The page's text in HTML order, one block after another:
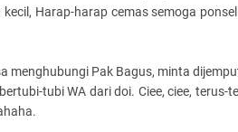
Harap-harap cemas semoga
menghubungi Pak Bagus, minta
tubi WA dari doi. Ciee, ciee,